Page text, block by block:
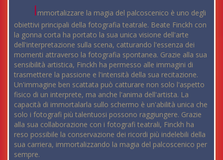
Immortalizzare la magia del palcoscenico è uno degli
obiettivi principali della fotografia teatrale. Beate Finckh con
la gonna corta ha portato la sua unica visione dell'arte
dell'interpretazione sulla scena, catturando l'essenza dei
momenti attraverso la fotografia spontanea. Grazie alla sua
sensibilità artistica, Finckh ha permesso alle immagini di
trasmettere la passione e l'intensità della sua recitazione.
Un'immagine ben scattata può catturare non solo l'aspetto
fisico di un interprete, ma anche l'anima dell'artista. La
capacità di immortalarla sullo schermo è un'abilità unica che
solo i fotografi più talentuosi possono raggiungere. Grazie
alla sua collaborazione con i fotografi teatrali, Finckh ha
reso possibile la conservazione dei ricordi più indelebili della
sua carriera, immortalizzando la magia del palcoscenico per
sempre.